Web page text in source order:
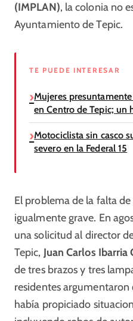
(IMPLAN), la colonia no
Ayuntamiento de Tepic.
TE PUEDE INTERESAR
Mujeres
en Centro de Tepic; un
Motociclista sin casco
severo en la Federal 15
El problema de la falta
igualmente grave. En
una solicitud al director
Tepic, Juan Carlos Ibarria
de tres brazos y tres
residentes
había propiciado